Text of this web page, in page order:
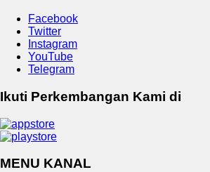
Facebook
Twitter
Instagram
YouTube
Telegram
Ikuti Perkembangan Kami di
MENU KANAL